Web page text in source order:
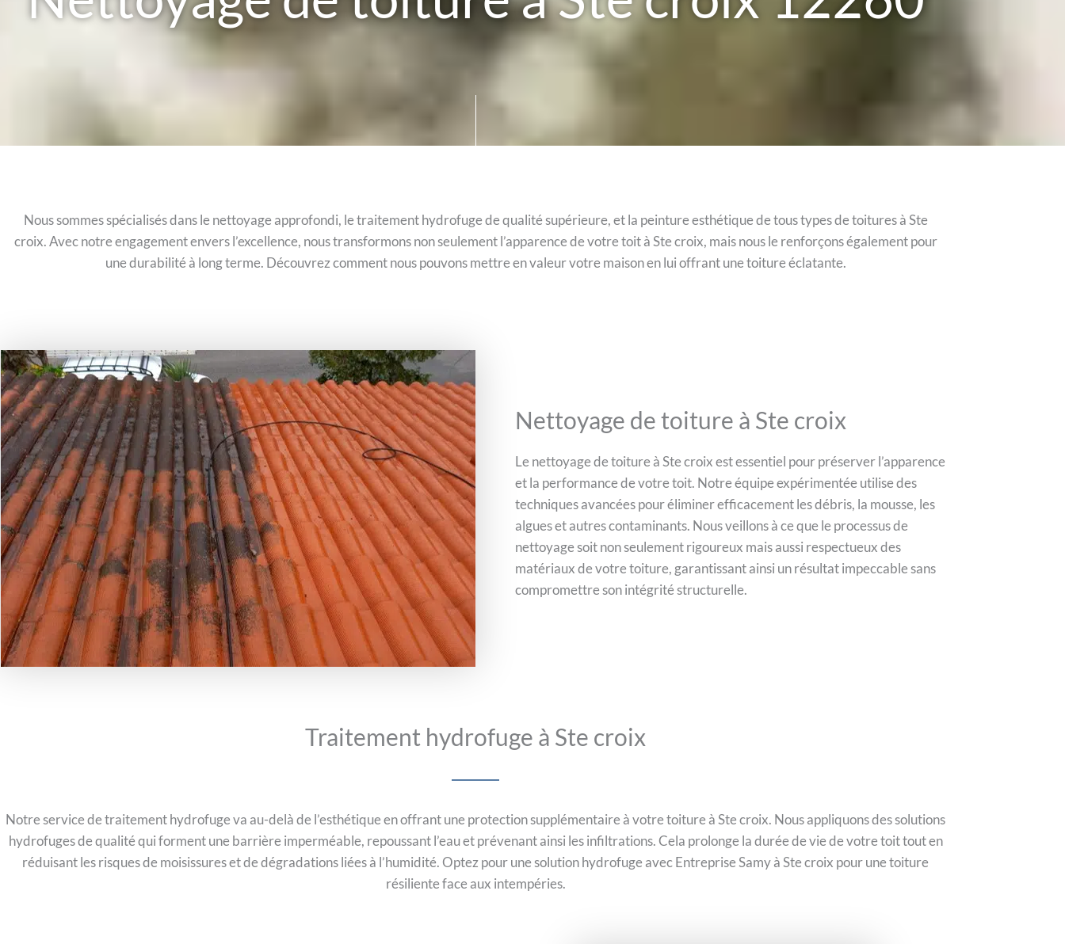
Nous sommes spécialisés dans le nettoyage approfondi, le traitement hydrofuge de qualité supérieure, et la peinture esthétique de tous types de toitures à Ste
croix. Avec notre engagement envers l’excellence, nous transformons non seulement l’apparence de votre toit à Ste croix, mais nous le renforçons également pour
une durabilité à long terme. Découvrez comment nous pouvons mettre en valeur votre maison en lui offrant une toiture éclatante.
Nettoyage de toiture à Ste croix
Le nettoyage de toiture à Ste croix est essentiel pour préserver l’apparence
et la performance de votre toit. Notre équipe expérimentée utilise des
techniques avancées pour éliminer efficacement les débris, la mousse, les
algues et autres contaminants. Nous veillons à ce que le processus de
nettoyage soit non seulement rigoureux mais aussi respectueux des
matériaux de votre toiture, garantissant ainsi un résultat impeccable sans
compromettre son intégrité structurelle.
Traitement hydrofuge à Ste croix
Notre service de traitement hydrofuge va au-delà de l’esthétique en offrant une protection supplémentaire à votre toiture à Ste croix. Nous appliquons des solutions
hydrofuges de qualité qui forment une barrière imperméable, repoussant l’eau et prévenant ainsi les infiltrations. Cela prolonge la durée de vie de votre toit tout en
réduisant les risques de moisissures et de dégradations liées à l’humidité. Optez pour une solution hydrofuge avec Entreprise Samy à Ste croix pour une toiture
résiliente face aux intempéries.